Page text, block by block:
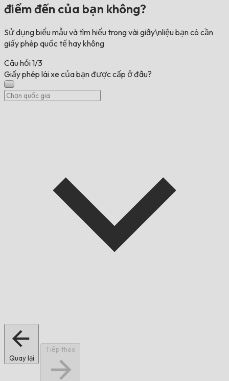
điểm đến của bạn không?
Sử dụng biểu mẫu và tìm hiểu trong vài giây\nliệu bạn có cần
giấy phép quốc tế hay không
Câu hỏi1/3
Giấy phép lái xe của bạn được cấp ở đâu?
Quay lại
Tiếp theo